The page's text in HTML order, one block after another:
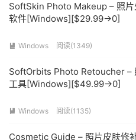
SoftSkin Photo Makeup – 照片
软件[Windows][$29.99→0]
 Windows 阅读(1349)
SoftOrbits Photo Retoucher –
工具[Windows][$49.99→0]
 Windows 阅读(1135)
Cosmetic Guide – 照片皮肤修